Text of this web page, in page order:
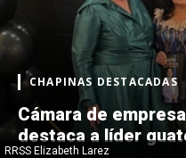
RRSS Elizabeth Larez
CHAPINAS DESTACADAS
Cámara de
destaca a líder